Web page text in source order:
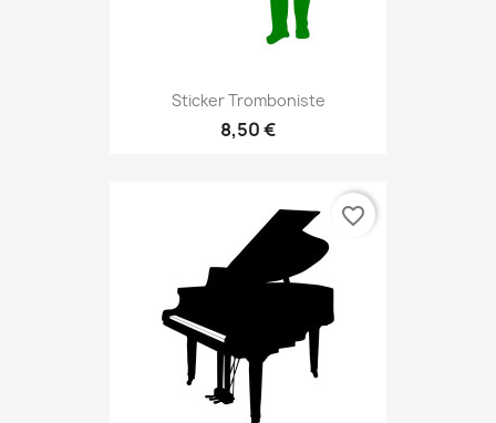
Sticker Tromboniste
8,50 €
favorite_border